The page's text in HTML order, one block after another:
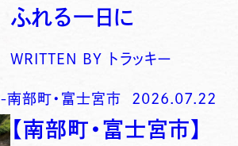
ふれる一日に
WRITTEN BY トラッキー
-南部町・富士宮市 2026.07.22
【南部町・富士宮市】